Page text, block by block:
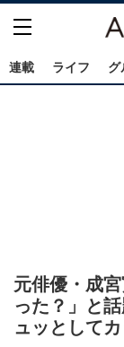
連載 ライフ グ
元俳優・成
った？」と
ュッとしてカ